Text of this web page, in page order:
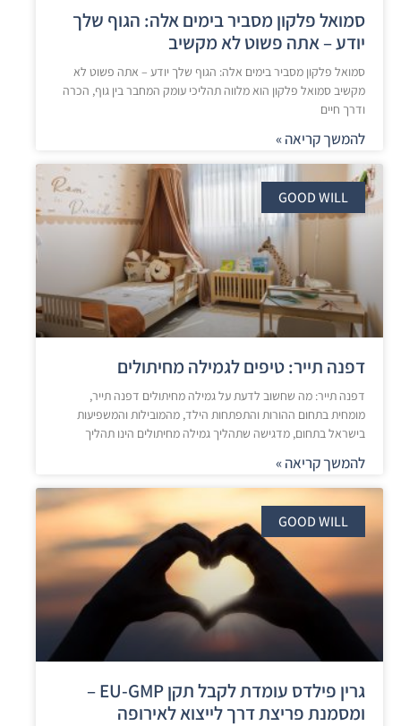
סמואל פלקון מסביר בימים אלה: הגוף שלך
יודע – אתה פשוט לא מקשיב
סמואל פלקון מסביר בימים אלה: הגוף שלך יודע – אתה פשוט לא
מקשיב סמואל פלקון הוא מלווה תהליכי עומק המחבר בין גוף, הכרה
ודרך חיים
להמשך קריאה »
GOOD WILL
דפנה תייר: טיפים לגמילה מחיתולים
דפנה תייר: מה שחשוב לדעת על גמילה מחיתולים דפנה תייר,
מומחית בתחום ההורות והתפתחות הילד, מהמובילות והמשפיעות
בישראל בתחום, מדגישה שתהליך גמילה מחיתולים הינו תהליך
להמשך קריאה »
GOOD WILL
גרין פילדס עומדת לקבל תקן EU-GMP –
ומסמנת פריצת דרך לייצוא לאירופה